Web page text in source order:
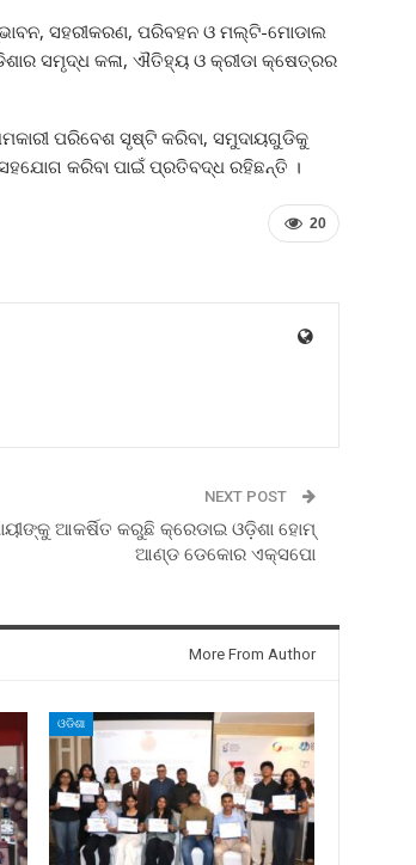
ସହରୀକରଣ, ପରିବହନ ଓ ମଲ୍ଟି-ମୋଡାଲ
ସମୃଦ୍ଧ କଳା, ଐତିହ୍ୟ ଓ କ୍ରୀଡା କ୍ଷେତ୍ରର
ପରିବେଶ ସୃଷ୍ଟି କରିବା, ସମୁଦାୟଗୁଡିକୁ
କରିବା ପାଇଁ ପ୍ରତିବଦ୍ଧ ରହିଛନ୍ତି ।
20
NEXT POST
ଆକର୍ଷିତ କରୁଛି କ୍ରେଡାଇ ଓଡ଼ିଶା ହୋମ୍
ଆଣ୍ଡ ଡେକୋର ଏକ୍ସପୋ
More From Author
ଓଡିଶା